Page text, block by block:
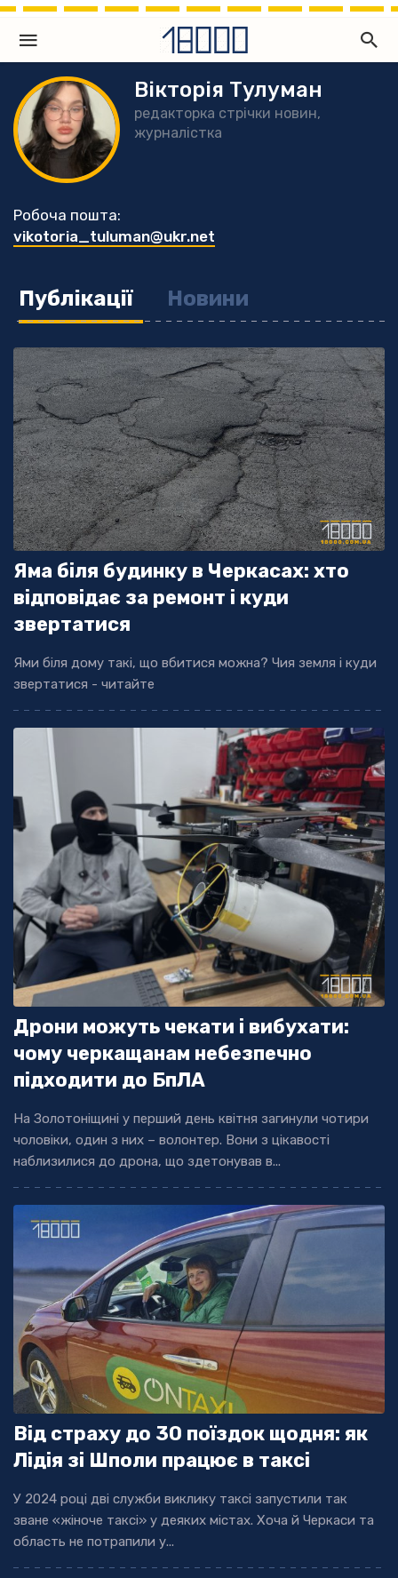
Вікторія Тулуман
редакторка стрічки новин,
журналістка
Робоча пошта:
vikotoria_tuluman@ukr.net
Публікації Новини
Яма біля будинку в Черкасах: хто
відповідає за ремонт і куди
звертатися
Ями біля дому такі, що вбитися можна? Чия земля і куди
звертатися - читайте
Дрони можуть чекати і вибухати:
чому черкащанам небезпечно
підходити до БпЛА
На Золотоніщині у перший день квітня загинули чотири
чоловіки, один з них – волонтер. Вони з цікавості
наблизилися до дрона, що здетонував в...
Від страху до 30 поїздок щодня: як
Лідія зі Шполи працює в таксі
У 2024 році дві служби виклику таксі запустили так
зване «жіноче таксі» у деяких містах. Хоча й Черкаси та
область не потрапили у...